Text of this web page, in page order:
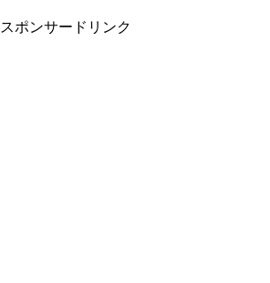
スポンサードリンク